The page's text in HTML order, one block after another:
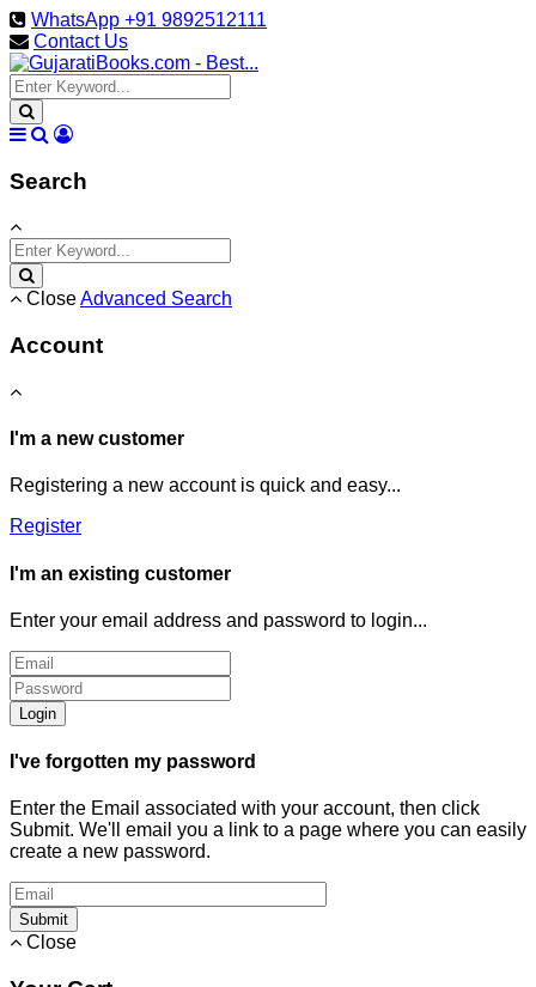
WhatsApp +91 9892512111
Contact Us
Search
CloseAdvanced Search
Account
I'm a new customer
Registering a new account is quick and easy...
Register
I'm an existing customer
Enter your email address and password to login...
Login
I've forgotten my password
Enter the Email associated with your account, then click
Submit. We'll email you a link to a page where you can easily
create a new password.
Submit
Close